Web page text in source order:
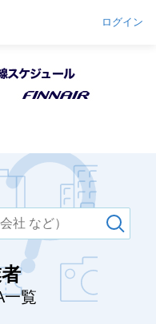
ログイン
一覧